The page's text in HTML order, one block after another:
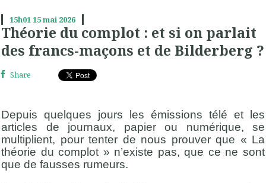
15h0115mai 2026
Théorie du complot : et si on parlait
des francs-maçons et de Bilderberg ?
Share
Depuis quelques jours les émissions télé et les
articles de journaux, papier ou numérique, se
multiplient, pour tenter de nous prouver que « La
théorie du complot » n’existe pas, que ce ne sont
que de fausses rumeurs.